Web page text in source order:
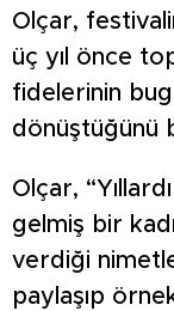
Olçar,
üç yıl önce
fidelerinin
dönüştüğünü
Olçar,
gelmiş bir
verdiği
paylaşıp